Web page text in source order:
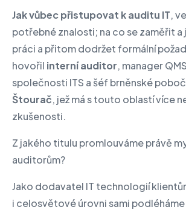
Jak vůbec přistupovat k auditu IT,
potřebné znalosti; na co se zaměřit a
práci a přitom dodržet formální
hovořil interní auditor, manager
společnosti ITS a šéf brněnské
Štourač, jež má s touto oblastí více
zkušenosti.
Z jakého titulu promlouváme právě
auditorům?
Jako dodavatel IT technologií
i celosvětové úrovni sami